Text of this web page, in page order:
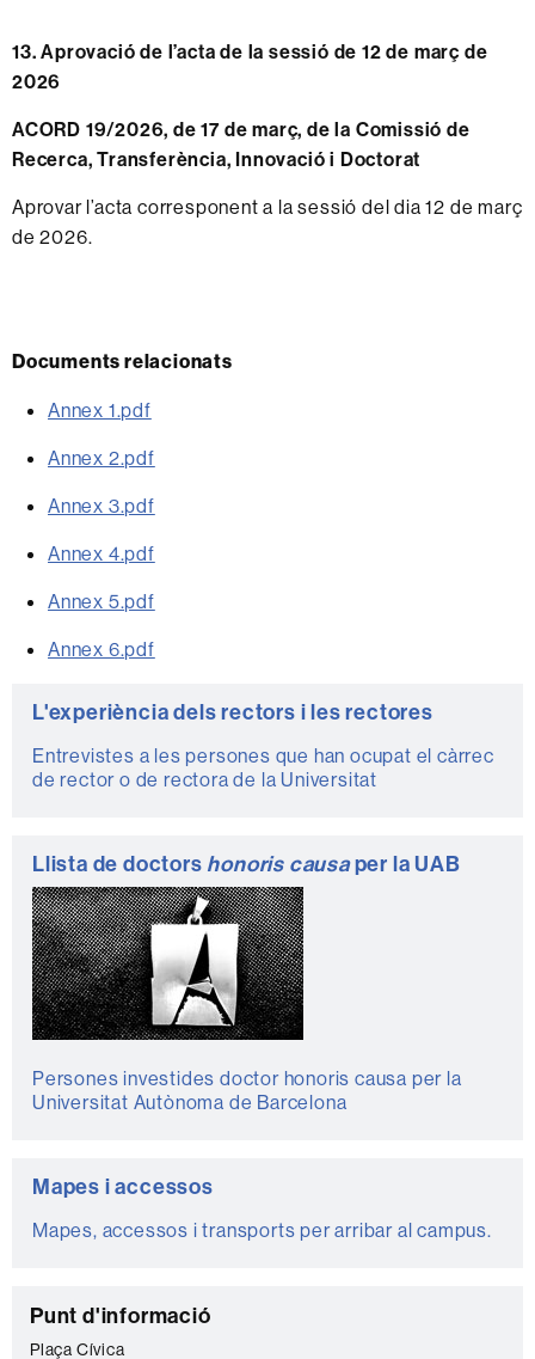
13. Aprovació de l’acta de la sessió de 12 de març de
2026
ACORD 19/2026, de 17 de març, de la Comissió de
Recerca, Transferència, Innovació i Doctorat
Aprovar l’acta corresponent a la sessió del dia 12 de març
de 2026.
Documents relacionats
Annex 1.pdf
Annex 2.pdf
Annex 3.pdf
Annex 4.pdf
Annex 5.pdf
Annex 6.pdf
Informació
complementària
L'experiència dels rectors i les rectores
Entrevistes a les persones que han ocupat el càrrec
de rector o de rectora de la Universitat
Llista de doctors honoris causaper la UAB
Persones investides doctor honoris causa per la
Universitat Autònoma de Barcelona
Mapes i accessos
Mapes, accessos i transports per arribar al campus.
C
Punt d'informació
Plaça Cívica